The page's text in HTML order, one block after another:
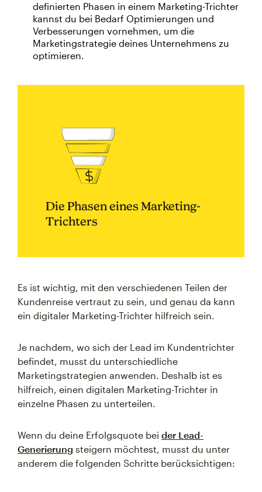
definierten Phasen in einem Marketing-Trichter
kannst du bei Bedarf Optimierungen und
Verbesserungen vornehmen, um die
Marketingstrategie deines Unternehmens zu
optimieren.
Die Phasen eines Marketing-
Trichters
Es ist wichtig, mit den verschiedenen Teilen der
Kundenreise vertraut zu sein, und genau da kann
ein digitaler Marketing-Trichter hilfreich sein.
Je nachdem, wo sich der Lead im Kundentrichter
befindet, musst du unterschiedliche
Marketingstrategien anwenden. Deshalb ist es
hilfreich, einen digitalen Marketing-Trichter in
einzelne Phasen zu unterteilen.
Wenn du deine Erfolgsquote bei der Lead-
Generierung steigern möchtest, musst du unter
anderem die folgenden Schritte berücksichtigen: